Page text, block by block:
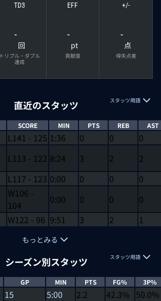
TD3
-
回
トリプル・ダブル
達成
EFF
-
pt
貢献度
+/-
-
点
得失点差
直近のスタッツ スタッツ用語
SCORE MIN PTS REB AST
L141 - 125 1:36 0 0
0
L113 - 122 8:24 3 2
2
L117 - 123 0:00 0 0
0
W106 -
104
0:00 0 0
0
W122 - 96 9:51 3 2 1
もっとみる
シーズン別スタッツ スタッツ用語
GP MIN PTS FG% 3P%
15 5:00 2.2 42.3% 50.0%